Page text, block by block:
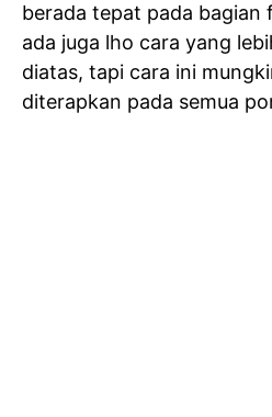
berada tepat pada bagian
ada juga lho cara yang
diatas, tapi cara ini
diterapkan pada semua